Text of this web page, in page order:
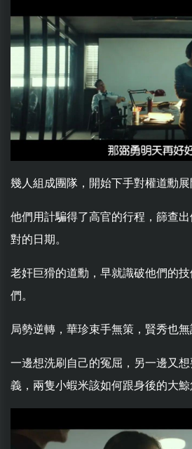
幾人組成團隊，開始下手對權道勳展
他們用計騙得了高官的行程，篩查
對的日期。
老奸巨猾的道勳，早就識破他們的
們。
局勢逆轉，華珍束手無策，賢秀也無
一邊想洗刷自己的冤屈，另一邊又
義，兩隻小蝦米該如何跟身後的大鯨